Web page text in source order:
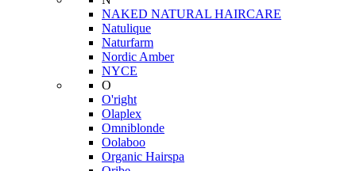
NAKED NATURAL HAIRCARE
Natulique
Naturfarm
Nordic Amber
NYCE
O
O'right
Olaplex
Omniblonde
Oolaboo
Organic Hairspa